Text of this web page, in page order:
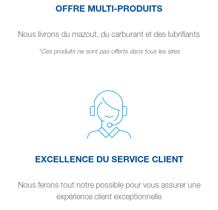
OFFRE MULTI-PRODUITS
Nous livrons du mazout, du carburant et des lubrifiants
*Ces produits ne sont pas offerts dans tous les sites
EXCELLENCE DU SERVICE CLIENT
Nous ferons tout notre possible pour vous assurer une
expérience client exceptionnelle